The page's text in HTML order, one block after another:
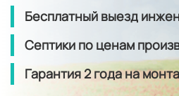
Бесплатный выезд
Септики по ценам
Гарантия2 года на